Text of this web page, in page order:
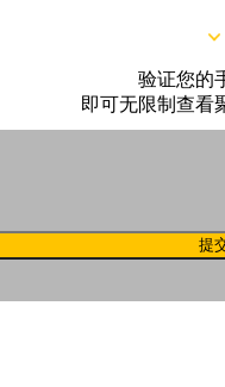
验证您的
即可无限制查看
提